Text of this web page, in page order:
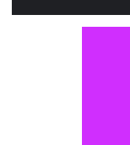
ვლადიმერ
კიევზე იერიშს
დეპარტამენტის